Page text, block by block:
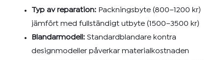
Typ av reparation: Packningsbyte (800–1200 kr)
jämfört med fullständigt utbyte (1500–3500 kr)
Blandarmodell: Standardblandare kontra
designmodeller påverkar materialkostnaden